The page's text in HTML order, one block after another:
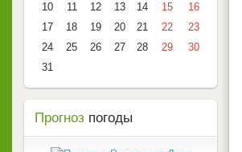
10
11 12 13 14 15
16
17
18 19 20 21 22
23
24
25 26 27 28 29
30
31
Прогноз погоды